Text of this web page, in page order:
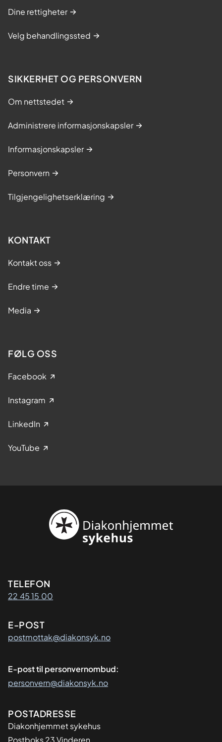
Dine rettigheter
Velg behandlingssted
SIKKERHET OG PERSONVERN
Om nettstedet
Administrere informasjonskapsler
Informasjonskapsler
Personvern
Tilgjengelighetserklæring
KONTAKT
Kontakt oss
Endre time
Media
FØLG OSS
Facebook
Instagram
LinkedIn
YouTube
Kontaktinformasjon
TELEFON
22 45 15 00
E-POST
postmottak@diakonsyk.no
E-post til personvernombud:
personvern@diakonsyk.no
Adresse
POSTADRESSE
Diakonhjemmet sykehus
Postboks 23 Vinderen